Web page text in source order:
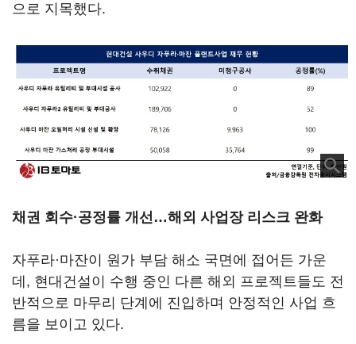
으로 지목했다.
채권 회수·공정률 개선…해외 사업장 리스크 완화
자푸라·마잔이 원가 부담 해소 국면에 접어든 가운
데, 현대건설이 수행 중인 다른 해외 프로젝트들도 전
반적으로 마무리 단계에 진입하며 안정적인 사업 흐
름을 보이고 있다.